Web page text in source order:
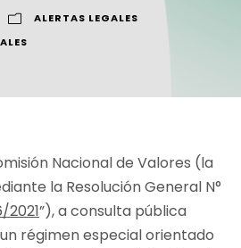
ALERTAS LEGALES
Nacional de Valores (la
la Resolución General N°
2021”), a consulta pública
régimen especial orientado